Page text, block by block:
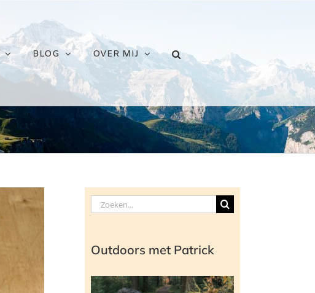
BLOG OVER MIJ
Zoeken
Outdoors met Patrick